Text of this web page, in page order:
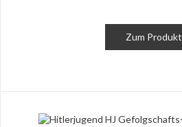
Zum Produkt